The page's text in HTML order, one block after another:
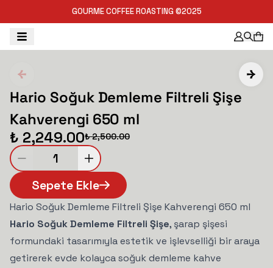
GOURME COFFEE ROASTING ©2025
Hario Soğuk Demleme Filtreli Şişe
Kahverengi 650 ml
₺ 2,249.00₺ 2,500.00
1
Sepete Ekle
Hario Soğuk Demleme Filtreli Şişe Kahverengi 650 ml
Hario Soğuk Demleme Filtreli Şişe, şarap şişesi
formundaki tasarımıyla estetik ve işlevselliği bir araya
getirerek evde kolayca soğuk demleme kahve